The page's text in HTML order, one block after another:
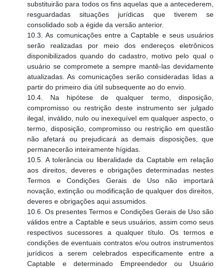
substituirão para todos os fins aquelas que a antecederem,
resguardadas situações jurídicas que tiverem se
consolidado sob a égide da versão anterior.
10.3. As comunicações entre a Captable e seus usuários
serão realizadas por meio dos endereços eletrônicos
disponibilizados quando do cadastro, motivo pelo qual o
usuário se compromete a sempre mantê-las devidamente
atualizadas. As comunicações serão consideradas lidas a
partir do primeiro dia útil subsequente ao do envio.
10.4. Na hipótese de qualquer termo, disposição,
compromisso ou restrição deste instrumento ser julgado
ilegal, inválido, nulo ou inexequível em qualquer aspecto, o
termo, disposição, compromisso ou restrição em questão
não afetará ou prejudicará as demais disposições, que
permanecerão inteiramente hígidas.
10.5. A tolerância ou liberalidade da Captable em relação
aos direitos, deveres e obrigações determinadas nestes
Termos e Condições Gerais de Uso não importará
novação, extinção ou modificação de qualquer dos direitos,
deveres e obrigações aqui assumidos.
10.6. Os presentes Termos e Condições Gerais de Uso são
válidos entre a Captable e seus usuários, assim como seus
respectivos sucessores a qualquer título. Os termos e
condições de eventuais contratos e/ou outros instrumentos
jurídicos a serem celebrados especificamente entre a
Captable e determinado Empreendedor ou Usuário